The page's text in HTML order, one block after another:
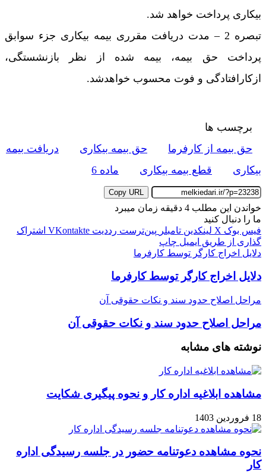
بیکاری پرداخت خواهد شد.
‌تبصره 2 – مدت دریافت مقرری بیمه بیکاری جزء سوابق
پرداخت حق بیمه، بیمه شده از نظر بازنشستگی،
ازکارافتادگی و فوت محسوب خواهد‌شد.
برچسب ها
حق بیمه از کارفرما
حق بیمه بیکاری
دریافت بیمه
بیکاری
قطع بیمه بیکاری ماده 6
Copy URL
خواندن این مطلب 4 دقیقه زمان میبرد
ما را دنبال کنید
فیس بوک X لینکدین ‫تامبلر ‫پین‌ترست ‫رددیت ‫VKontakte اشتراک
گذاری از طریق ایمیل چاپ
دلایل اخراج کارگر توسط کارفرما
دلایل اخراج کارگر توسط کارفرما
مراحل اصلاح حدود سند و نکات حقوقی آن
مراحل اصلاح حدود سند و نکات حقوقی آن
نوشته های مشابه
مشاهده ابلاغیه اداره کار و نحوه پیگیری شکایت
18 فروردین 1403
نحوه مشاهده دعوتنامه حضور در جلسه رسیدگی اداره
کار